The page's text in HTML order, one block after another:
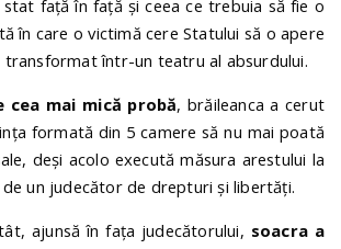
stat față în față și ceea ce trebuia să fie o
în care o victimă cere Statului să o apere
transformat într-un teatru al absurdului.
cea mai mică probă, brăileanca a cerut
formată din 5 camere să nu mai poată
deși acolo execută măsura arestului la
un judecător de drepturi și libertăți.
ajunsă în fața judecătorului, soacra a